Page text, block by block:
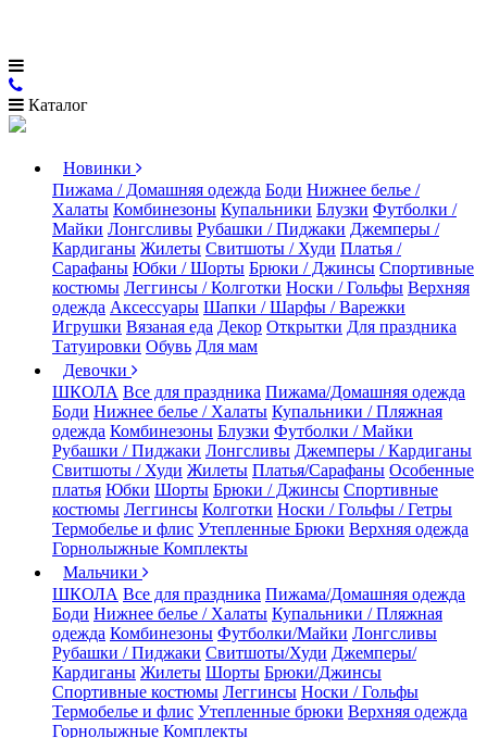
Каталог
Новинки
Пижама / Домашняя одежда Боди Нижнее белье /
Халаты Комбинезоны Купальники Блузки Футболки /
Майки Лонгсливы Рубашки / Пиджаки Джемперы /
Кардиганы Жилеты Свитшоты / Худи Платья /
Сарафаны Юбки / Шорты Брюки / Джинсы Спортивные
костюмы Леггинсы / Колготки Носки / Гольфы Верхняя
одежда Аксессуары Шапки / Шарфы / Варежки
Игрушки Вязаная еда Декор Открытки Для праздника
Татуировки Обувь Для мам
Девочки
ШКОЛА Все для праздника Пижама/Домашняя одежда
Боди Нижнее белье / Халаты Купальники / Пляжная
одежда Комбинезоны Блузки Футболки / Майки
Рубашки / Пиджаки Лонгсливы Джемперы / Кардиганы
Свитшоты / Худи Жилеты Платья/Сарафаны Особенные
платья Юбки Шорты Брюки / Джинсы Спортивные
костюмы Леггинсы Колготки Носки / Гольфы / Гетры
Термобелье и флис Утепленные Брюки Верхняя одежда
Горнолыжные Комплекты
Мальчики
ШКОЛА Все для праздника Пижама/Домашняя одежда
Боди Нижнее белье / Халаты Купальники / Пляжная
одежда Комбинезоны Футболки/Майки Лонгсливы
Рубашки / Пиджаки Свитшоты/Худи Джемперы/
Кардиганы Жилеты Шорты Брюки/Джинсы
Спортивные костюмы Леггинсы Носки / Гольфы
Термобелье и флис Утепленные брюки Верхняя одежда
Горнолыжные Комплекты